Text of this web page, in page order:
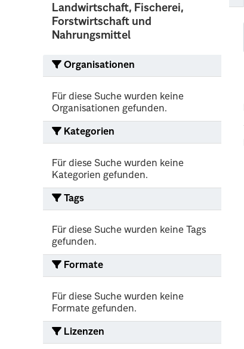
Landwirtschaft, Fischerei,
Forstwirtschaft und
Nahrungsmittel
Organisationen
Für diese Suche wurden keine
Organisationen gefunden.
Kategorien
Für diese Suche wurden keine
Kategorien gefunden.
Tags
Für diese Suche wurden keine Tags
gefunden.
Formate
Für diese Suche wurden keine
Formate gefunden.
Lizenzen